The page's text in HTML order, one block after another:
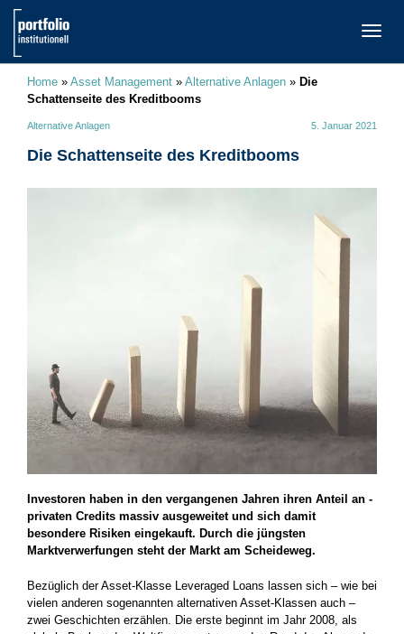
Home » Asset Management » Alternative Anlagen » Die
Schattenseite des Kreditbooms
Alternative Anlagen 5. Januar 2021
Die Schattenseite des Kreditbooms
Investoren haben in den vergangenen Jahren ihren Anteil an ­
privaten Credits massiv ausgeweitet und sich damit
besondere ­Risiken eingekauft. Durch die jüngsten
Marktverwerfungen steht der Markt am Scheideweg.
Bezüglich der Asset-Klasse Leveraged Loans lassen sich – wie bei
vielen anderen sogenannten alternativen Asset-Klassen auch –
zwei Geschichten erzählen. Die erste beginnt im Jahr 2008, als